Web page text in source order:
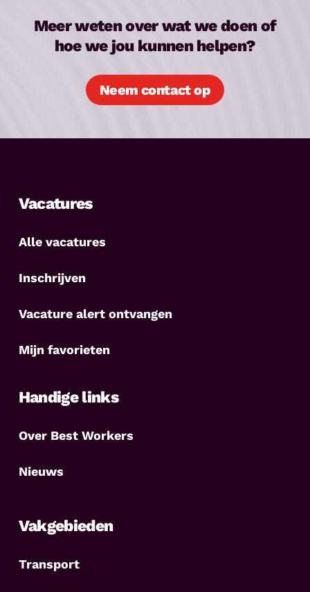
Meer weten over wat we doen of
hoe we jou kunnen helpen?
Neem contact op
Vacatures
Alle vacatures
Inschrijven
Vacature alert ontvangen
Mijn favorieten
Handige links
Over Best Workers
Nieuws
Vakgebieden
Transport